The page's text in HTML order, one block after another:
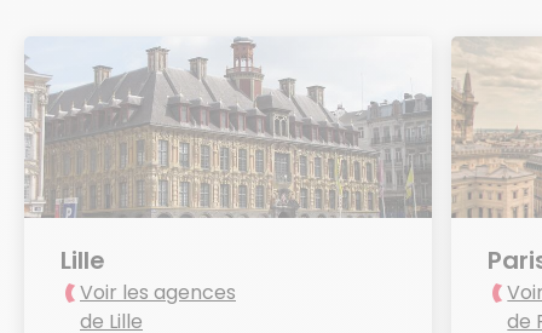
Lille
Voir les agences
de Lille
de